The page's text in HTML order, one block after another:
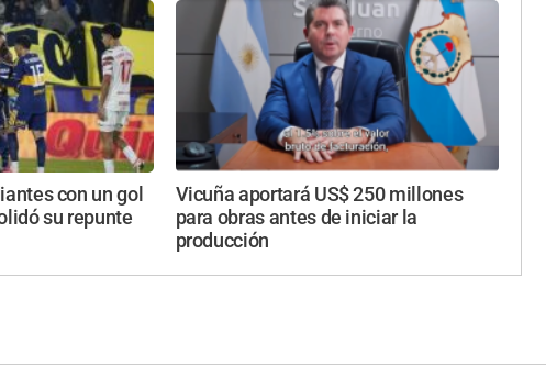
con un gol
su repunte
Vicuña aportará US$ 250 millones
para obras antes de iniciar la
producción